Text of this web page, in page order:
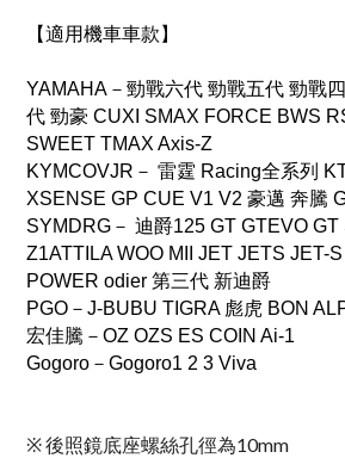
【適用機車車款 】
YAMAHA－勁戰六代 勁戰五代 勁戰
代 勁豪 CUXI SMAX FORCE BWS
SWEET TMAX Axis-Z
KYMCOVJR－ 雷霆 Racing全系列
XSENSE GP CUE V1 V2 豪邁 奔騰
SYMDRG－ 迪爵125 GT GTEVO
Z1ATTILA WOO MII JET JETS JET-
POWER odier 第三代 新迪爵
PGO－J-BUBU TIGRA 彪虎 BON
宏佳騰－OZ OZS ES COIN Ai-1
Gogoro－Gogoro1 2 3 Viva
※ 後照鏡底座螺絲孔徑為10mm